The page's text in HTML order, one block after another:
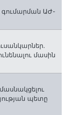
գումարման ԱԺ-
մասին
պետը